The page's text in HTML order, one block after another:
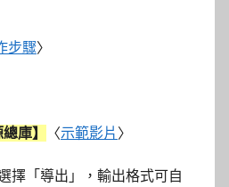
步驟〉
庫】 〈示範影片 〉
擇「導出」，輸出格式可自